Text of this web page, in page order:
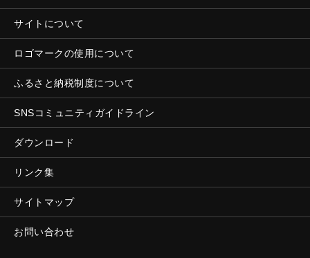
サイトについて
ロゴマークの使用について
ふるさと納税制度について
SNSコミュニティガイドライン
ダウンロード
リンク集
サイトマップ
お問い合わせ